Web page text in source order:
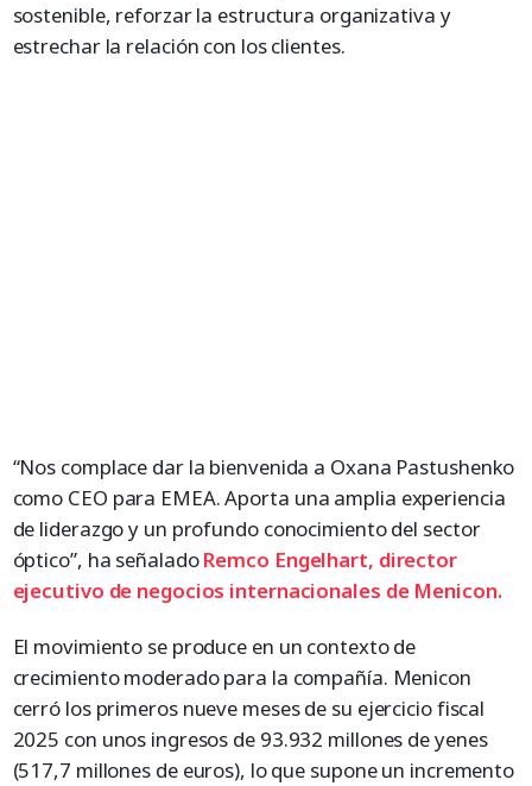
sostenible, reforzar la estructura organizativa y
estrechar la relación con los clientes.
“Nos complace dar la bienvenida a Oxana Pastushenko
como CEO para EMEA. Aporta una amplia experiencia
de liderazgo y un profundo conocimiento del sector
óptico”, ha señaladoRemco Engelhart, director
ejecutivo de negocios internacionales de Menicon.
El movimiento se produce en un contexto de
crecimiento moderado para la compañía. Menicon
cerró los primeros nueve meses de su ejercicio fiscal
2025 con unos ingresos de 93.932 millones de yenes
(517,7 millones de euros), lo que supone un incremento